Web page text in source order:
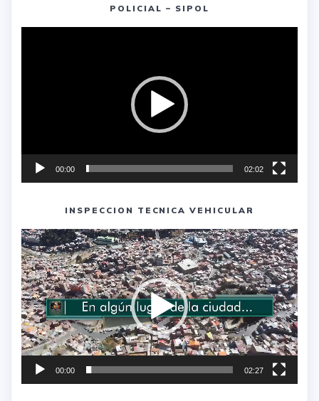
POLICIAL – SIPOL
00:00 02:02
INSPECCION TECNICA VEHICULAR
Reproductor
de
vídeo
00:00 02:27